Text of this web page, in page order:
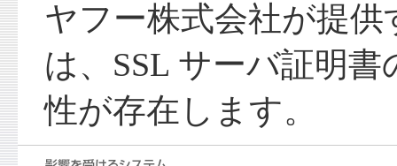
ヤフー株式会社が提
は、SSL サーバ証明
性が存在します。